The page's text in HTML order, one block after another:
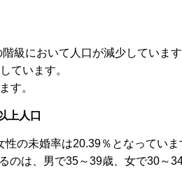
級において人口が減少していま
ています。
す。
上人口
の未婚率は20.39％となっていま
は、男で35～39歳、女で30～